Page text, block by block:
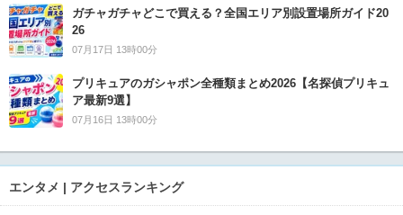
ガチャガチャどこで買える？全国エリア別設置場所ガイド20
26
07月17日 13時00分
プリキュアのガシャポン全種類まとめ2026【名探偵プリキュ
ア最新9選】
07月16日 13時00分
エンタメ | アクセスランキング